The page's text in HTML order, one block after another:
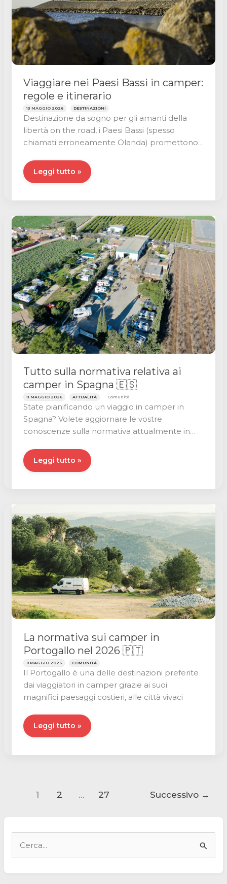
Viaggiare nei Paesi Bassi in camper:
regole e itinerario
13 MAGGIO 2026 DESTINAZIONI
Destinazione da sogno per gli amanti della
libertà on the road, i Paesi Bassi (spesso
chiamati erroneamente Olanda) promettono
Viaggiare
nei
in
camper:
regole
e
itinerario
Leggi tutto »
Tutto sulla normativa relativa ai
camper in Spagna 🇪🇸
11 MAGGIO 2026 ATTUALITÀ Comunità
State pianificando un viaggio in camper in
Spagna? Volete aggiornare le vostre
conoscenze sulla normativa attualmente in
Tutto
sulla
camper
in
Spagna
🇪🇸
Leggi tutto »
La normativa sui camper in
Portogallo nel 2026 🇵🇹
8 MAGGIO 2026 COMUNITÀ
Il Portogallo è una delle destinazioni preferite
dai viaggiatori in camper grazie ai suoi
magnifici paesaggi costieri, alle città vivaci
La
normativa
Leggi tutto »
1 2 … 27 Successivo →